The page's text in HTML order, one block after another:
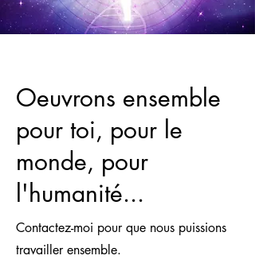
Oeuvrons ensemble
pour toi, pour le
monde, pour
l'humanité...
Contactez-moi pour que nous puissions
travailler ensemble.